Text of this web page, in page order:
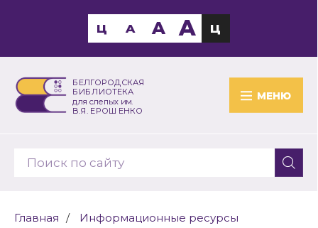
БЕЛГОРОДСКАЯ
БИБЛИОТЕКА
для слепых им.
В.Я. ЕРОШЕНКО
МЕНЮ
Ц A A A Ц
Главная
Информационные ресурсы